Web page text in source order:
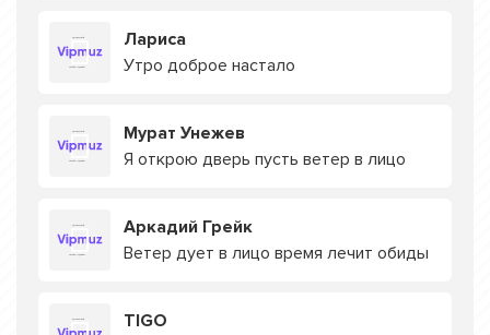
Лариса
Утро доброе настало
Мурат Унежев
Я открою дверь пусть ветер в лицо
Аркадий Грейк
Ветер дует в лицо время лечит обиды
TIGO